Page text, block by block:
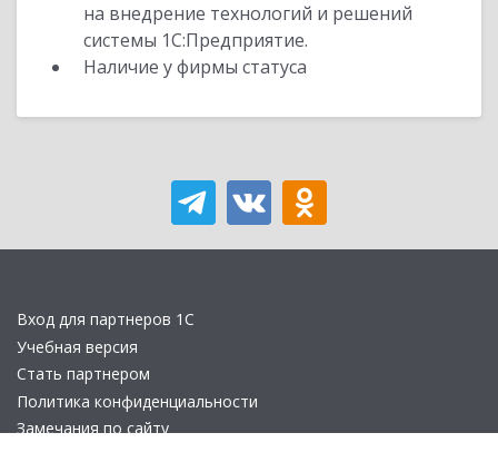
на внедрение технологий и решений
системы 1С:Предприятие.
Наличие у фирмы статуса
Вход для партнеров 1С
Учебная версия
Стать партнером
Политика конфиденциальности
Замечания по сайту